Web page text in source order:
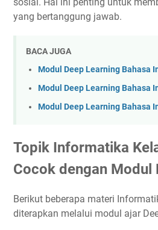
yang bertanggung jawab.
BACA JUGA
Modul Deep Learning Bahasa
Modul Deep Learning Bahasa
Modul Deep Learning Bahasa
Topik Informatika
Cocok dengan Modul
Berikut beberapa materi
diterapkan melalui modul ajar